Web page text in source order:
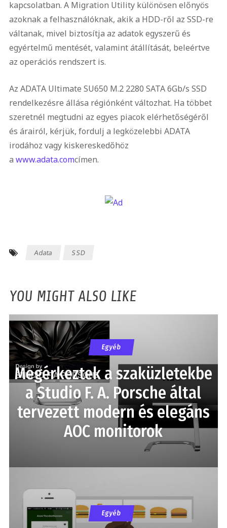
kapcsolatban. A Migration Utility különösen előnyös
azoknak a felhasználóknak, akik a HDD-ről az SSD-re
váltanak, mivel biztosítja az adatok egyszerű és
egyértelmű mentését, valamint átállítását, beleértve
az operációs rendszert is.
Az ADATA Ultimate SU650 M.2 2280 SATA 6Gb/s SSD
rendelkezésre állása régiónként változhat. Ha többet
szeretnél megtudni az egyes piacok elérhetőségéről
és árairól, kérjük, fordulj a legközelebbi ADATA
irodához vagy kiskereskedőhöz
a www.adata.comcímen.
Adata SSD
YOU MIGHT ALSO LIKE
Egyéb
Megérkeztek a szaküzletekbe
a Studio F. A. Porsche által
tervezett modern és elegáns
AOC monitorok
Egyéb